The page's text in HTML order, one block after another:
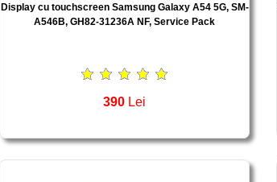
Display cu touchscreen Samsung Galaxy A54 5G, SM-
A546B, GH82-31236A NF, Service Pack
390 Lei